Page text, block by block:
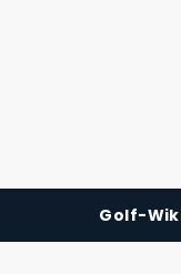
Golf-